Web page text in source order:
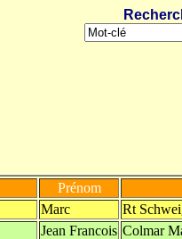
Prénom
Marc
Rt
Jean Francois Colmar